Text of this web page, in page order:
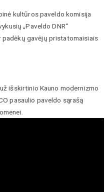
kultūros paveldo komisija
„Paveldo DNR“
padėkų gavėjų pristatomaisiais
išskirtinio Kauno modernizmo
pasaulio paveldo sąrašą